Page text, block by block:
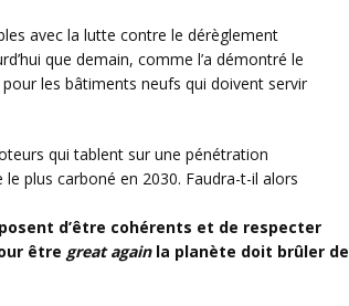
avec la lutte contre le dérèglement
que demain, comme l’a démontré le
les bâtiments neufs qui doivent servir
qui tablent sur une pénétration
plus carboné en 2030. Faudra-t-il alors
d’être cohérents et de respecter
être great againla planète doit brûler de